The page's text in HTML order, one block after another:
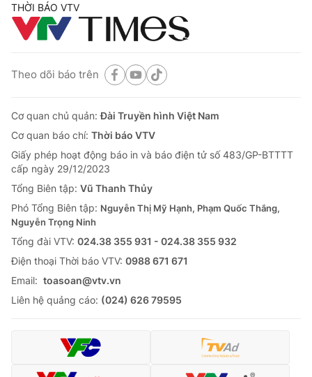
THỜI BÁO VTV
Theo dõi báo trên
Cơ quan chủ quản:Đài Truyền hình Việt Nam
Cơ quan báo chí: Thời báo VTV
Giấy phép hoạt động báo in và báo điện tử số 483/GP-BTTTT
cấp ngày 29/12/2023
Tổng Biên tập: Vũ Thanh Thủy
Phó Tổng Biên tập: Nguyễn Thị Mỹ Hạnh, Phạm Quốc Thắng,
Nguyễn Trọng Ninh
Tổng đài VTV: 024.38 355 931 - 024.38 355 932
Ðiện thoại Thời báo VTV: 0988 671 671
Email: toasoan@vtv.vn
Liên hệ quảng cáo: (024) 626 79595